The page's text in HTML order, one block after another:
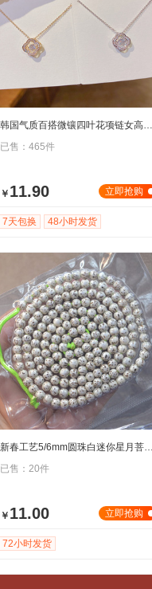
韩国气质百搭微镶四叶花项链女高级感锁骨链个性简约冷淡风颈链女
已售：465件
立即抢购
￥ 11.90
7天包换 48小时发货
新春工艺5/6mm圆珠白迷你星月菩提手链
已售：20件
立即抢购
￥ 11.00
72小时发货